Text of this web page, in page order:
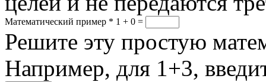
Математический пример * 1 + 0 =
Решите эту простую
Например, для 1+3,